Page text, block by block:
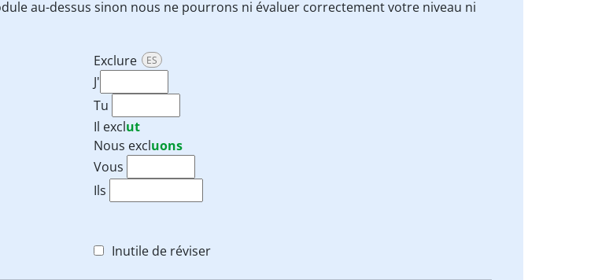
au-dessus sinon nous ne pourrons ni évaluer correctement votre niveau ni
Exclure ES
J'
Tu
Il exclut
Nous excluons
Vous
Ils
Inutile de réviser